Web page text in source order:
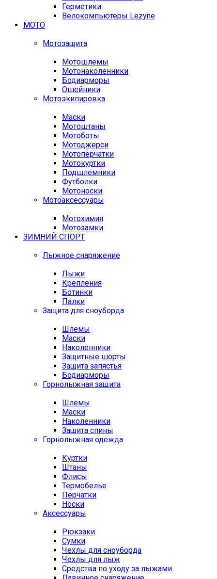
Герметики
Велокомпьютеры Lezyne
МОТО
Мотозащита
Мотошлемы
Мотонаколенники
Бодиарморы
Ошейники
Мотоэкипировка
Маски
Мотоштаны
Мотоботы
Мотоджерси
Мотоперчатки
Мотокуртки
Подшлемники
Футболки
Мотоноски
Мотоаксессуары
Мотохимия
Мотозамки
ЗИМНИЙ СПОРТ
Лыжное снаряжение
Лыжи
Крепления
Ботинки
Палки
Защита для сноуборда
Шлемы
Маски
Наколенники
Защитные шорты
Защита запястья
Бодиарморы
Горнолыжная защита
Шлемы
Маски
Наколенники
Защита спины
Горнолыжная одежда
Куртки
Штаны
Флисы
Термобелье
Перчатки
Носки
Аксессуары
Рюкзаки
Сумки
Чехлы для сноуборда
Чехлы для лыж
Средства по уходу за лыжами